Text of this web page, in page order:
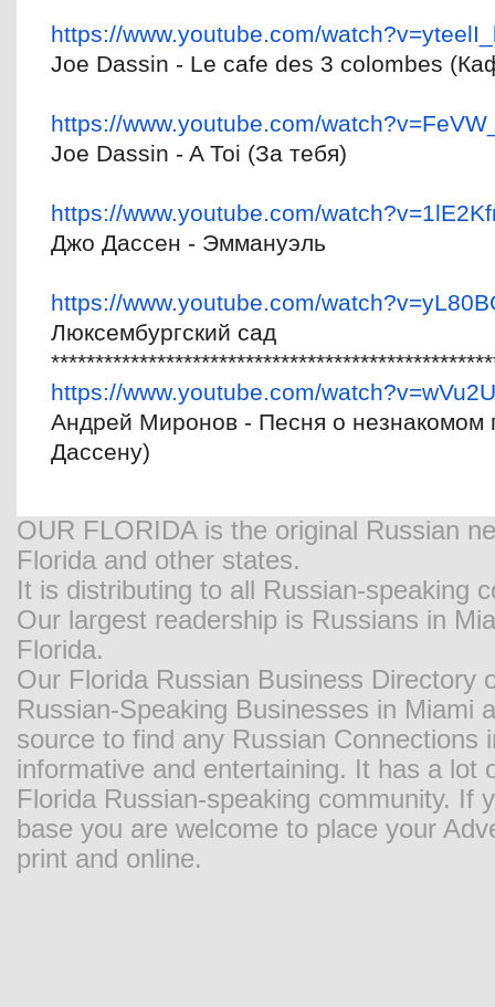
https://www.youtube.com/watch?
Joe Dassin - Le cafe des 3 colombes
https://www.youtube.com/watch?
Joe Dassin - A Toi (За тебя)
https://www.youtube.com/watch?
Джо Дассен - Эммануэль
https://www.youtube.com/watch?
Люксембургский сад
******************************
https://www.youtube.com/watch?
Андрей Миронов - Песня о незнакомом
Дассену)
OUR FLORIDA is the original Russian
Florida and other states.
It is distributing to all Russian-speaking
Our largest readership is Russians in
Florida.
Our Florida Russian Business Directory
Russian-Speaking Businesses in Miami
source to find any Russian
informative and entertaining. It has a
Florida Russian-speaking community. If
base you are welcome to place your
print and online.